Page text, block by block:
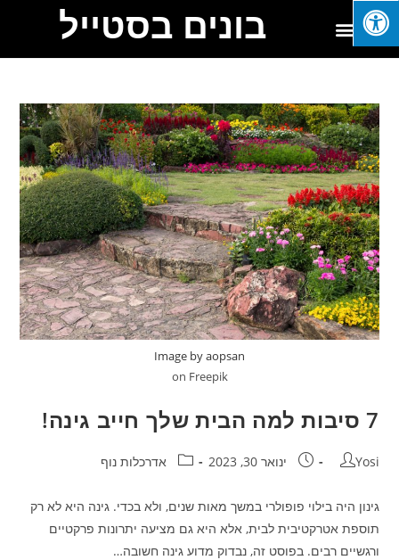
בונים בסטייל
Image by aopsan
on Freepik
7 סיבות למה הבית שלך חייב גינה!
Yosi ינואר 30, 2023 אדרכלות נוף
גינון היה בילוי פופולרי במשך מאות שנים, ולא בכדי. גינה היא לא רק
תוספת אטרקטיבית לבית, אלא היא גם מציעה יתרונות פרקטיים
ורגשיים רבים. בפוסט זה, נבדוק מדוע גינה חשובה…